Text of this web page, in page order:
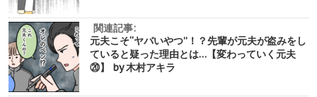
関連記事:
元夫こそ“ヤバいやつ”！？先輩が元夫が盗みをし
ていると疑った理由とは…【変わっていく元夫
⑳】 by 木村アキラ